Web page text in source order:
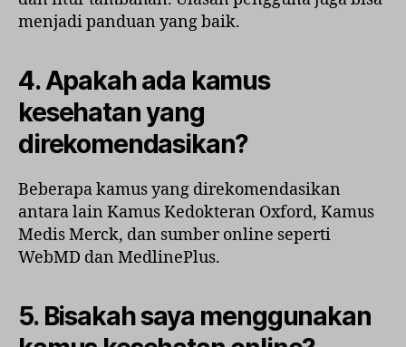
menjadi panduan yang baik.
4.Apakah ada kamus
kesehatan yang
direkomendasikan?
Beberapa kamus yang direkomendasikan
antara lain Kamus Kedokteran Oxford, Kamus
Medis Merck, dan sumber online seperti
WebMD dan MedlinePlus.
5. Bisakah saya menggunakan